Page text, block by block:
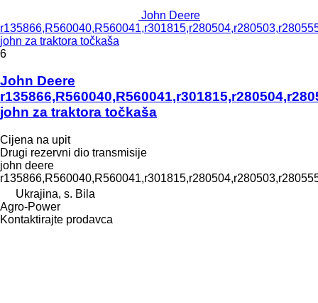
John Deere
john za traktora točkaša
6
John Deere
john za traktora točkaša
Cijena na upit
Drugi rezervni dio transmisije
john deere
Ukrajina, s. Bila
Agro-Power
Kontaktirajte prodavca